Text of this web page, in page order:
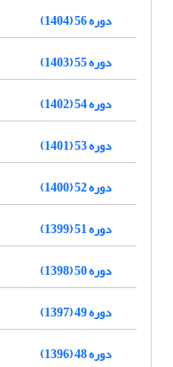
دوره 56 (1404)
دوره 55 (1403)
دوره 54 (1402)
دوره 53 (1401)
دوره 52 (1400)
دوره 51 (1399)
دوره 50 (1398)
دوره 49 (1397)
دوره 48 (1396)